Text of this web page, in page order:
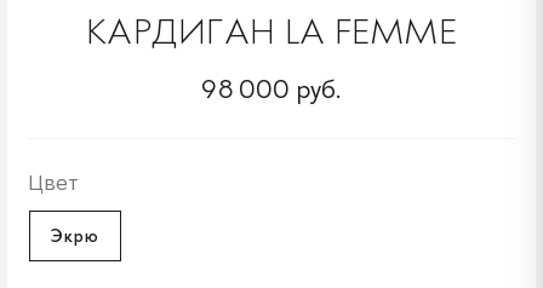
КАРДИГАН LA FEMME
98 000 руб.
Цвет
Экрю